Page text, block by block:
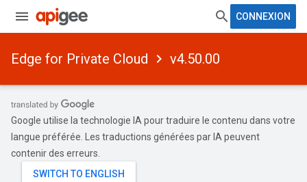
CONNEXION
Edge for Private Cloud v4.50.00
Google utilise la technologie IA pour traduire le contenu dans votre
langue préférée. Les traductions générées par IA peuvent
contenir des erreurs.